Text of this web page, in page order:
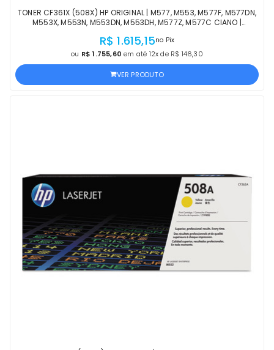
TONER CF361X (508X) HP ORIGINAL | M577, M553, M577F, M577DN,
M553X, M553N, M553DN, M553DH, M577Z, M577C CIANO |
R$ 1.615,15no Pix
ou R$ 1.755,60 em até 12x de R$ 146,30
VER PRODUTO